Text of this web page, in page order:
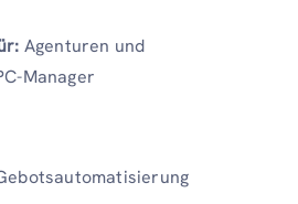
Agenturen und
Manager